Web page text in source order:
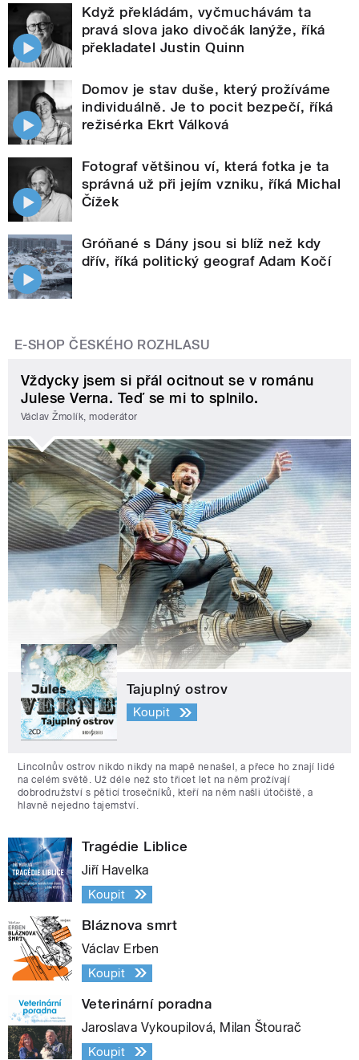
Když překládám, vyčmuchávám ta
pravá slova jako divočák lanýže, říká
překladatel Justin Quinn
Domov je stav duše, který prožíváme
individuálně. Je to pocit bezpečí, říká
režisérka Ekrt Válková
Fotograf většinou ví, která fotka je ta
správná už při jejím vzniku, říká Michal
Čížek
Gróňané s Dány jsou si blíž než kdy
dřív, říká politický geograf Adam Kočí
E-SHOP ČESKÉHO ROZHLASU
Vždycky jsem si přál ocitnout se v románu
Julese Verna. Teď se mi to splnilo.
Václav Žmolík, moderátor
Tajuplný ostrov
Koupit
Lincolnův ostrov nikdo nikdy na mapě nenašel, a přece ho znají lidé
na celém světě. Už déle než sto třicet let na něm prožívají
dobrodružství s pěticí trosečníků, kteří na něm našli útočiště, a
hlavně nejedno tajemství.
Tragédie Liblice
Jiří Havelka
Koupit
Bláznova smrt
Václav Erben
Koupit
Veterinární poradna
Jaroslava Vykoupilová, Milan Štourač
Koupit